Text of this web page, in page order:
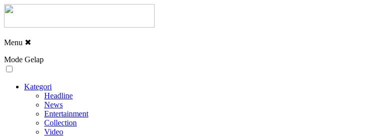
Menu ✖
Mode Gelap
Kategori
Headline
News
Entertainment
Collection
Video